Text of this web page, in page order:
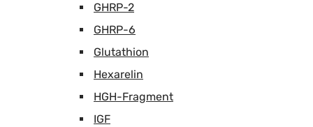
GHRP-2
GHRP-6
Glutathion
Hexarelin
HGH-Fragment
IGF